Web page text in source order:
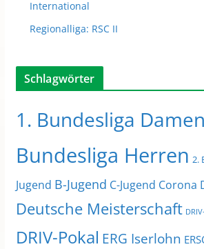
International
Regionalliga: RSC II
Schlagwörter
1. Bundesliga Damen
Bundesliga Herren 2.
Jugend B-Jugend C-Jugend Corona
Deutsche Meisterschaft
DRIV-Pokal ERG Iserlohn